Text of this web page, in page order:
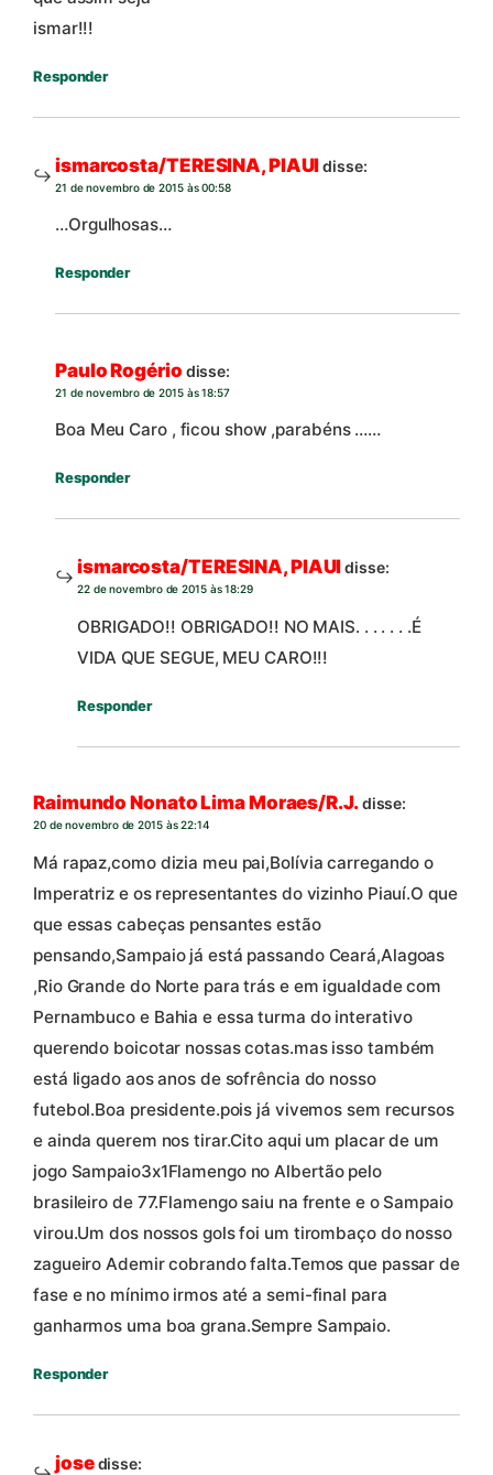
ismar!!!
Responder
ismarcosta/TERESINA, PIAUIdisse:
21 de novembro de 2015 às 00:58
…Orgulhosas…
Responder
Paulo Rogério disse:
21 de novembro de 2015 às 18:57
Boa Meu Caro , ficou show ,parabéns ……
Responder
ismarcosta/TERESINA, PIAUIdisse:
22 de novembro de 2015 às 18:29
OBRIGADO!! OBRIGADO!! NO MAIS. . . . . . .É
VIDA QUE SEGUE, MEU CARO!!!
Responder
Raimundo Nonato Lima Moraes/R.J.disse:
20 de novembro de 2015 às 22:14
Má rapaz,como dizia meu pai,Bolívia carregando o
Imperatriz e os representantes do vizinho Piauí.O que
que essas cabeças pensantes estão
pensando,Sampaio já está passando Ceará,Alagoas
,Rio Grande do Norte para trás e em igualdade com
Pernambuco e Bahia e essa turma do interativo
querendo boicotar nossas cotas.mas isso também
está ligado aos anos de sofrência do nosso
futebol.Boa presidente.pois já vivemos sem recursos
e ainda querem nos tirar.Cito aqui um placar de um
jogo Sampaio3x1Flamengo no Albertão pelo
brasileiro de 77.Flamengo saiu na frente e o Sampaio
virou.Um dos nossos gols foi um tirombaço do nosso
zagueiro Ademir cobrando falta.Temos que passar de
fase e no mínimo irmos até a semi-final para
ganharmos uma boa grana.Sempre Sampaio.
Responder
josedisse: